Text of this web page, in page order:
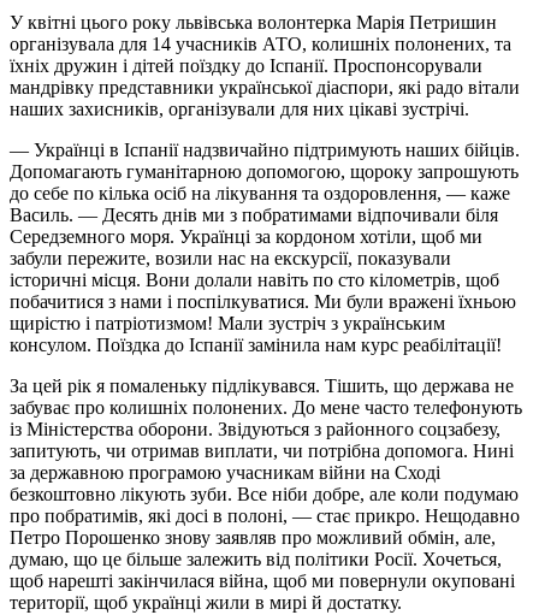
У квітні цього року львівська волонтерка Марія Петришин
організувала для 14 учасників АТО, колишніх полонених, та
їхніх дружин і дітей поїздку до Іспанії. Проспонсорували
мандрівку представники української діаспори, які радо вітали
наших захисників, організували для них цікаві зустрічі.
— Українці в Іспанії надзвичайно підтримують наших бійців.
Допомагають гуманітарною допомогою, щороку запрошують
до себе по кілька осіб на лікування та оздоровлення, — каже
Василь. — Десять днів ми з побратимами відпочивали біля
Середземного моря. Українці за кордоном хотіли, щоб ми
забули пережите, возили нас на екскурсії, показували
історичні місця. Вони долали навіть по сто кілометрів, щоб
побачитися з нами і поспілкуватися. Ми були вражені їхньою
щирістю і патріотизмом! Мали зустріч з українським
консулом. Поїздка до Іспанії замінила нам курс реабілітації!
За цей рік я помаленьку підлікувався. Тішить, що держава не
забуває про колишніх полонених. До мене часто телефонують
із Міністерства оборони. Звідуються з районного соцзабезу,
запитують, чи отримав виплати, чи потрібна допомога. Нині
за державною програмою учасникам війни на Сході
безкоштовно лікують зуби. Все ніби добре, але коли подумаю
про побратимів, які досі в полоні, — стає прикро. Нещодавно
Петро Порошенко знову заявляв про можливий обмін, але,
думаю, що це більше залежить від політики Росії. Хочеться,
щоб нарешті закінчилася війна, щоб ми повернули окуповані
території, щоб українці жили в мирі й достатку.